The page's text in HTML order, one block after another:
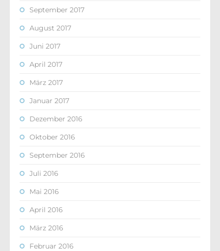
September 2017
August 2017
Juni 2017
April 2017
März 2017
Januar 2017
Dezember 2016
Oktober 2016
September 2016
Juli 2016
Mai 2016
April 2016
März 2016
Februar 2016